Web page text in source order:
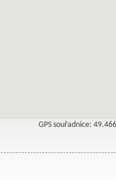
GPS souřadnice: